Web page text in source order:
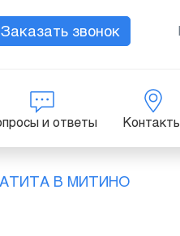
Заказать звонок
и ответы
В МИТИНО